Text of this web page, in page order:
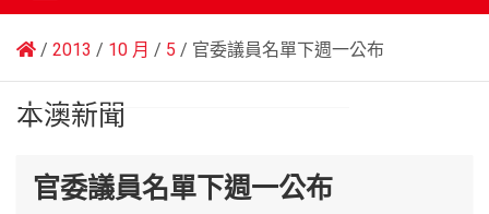
2013 10 月 5 官委議員名單下週一公布
本澳新聞
官委議員名單下週一公布